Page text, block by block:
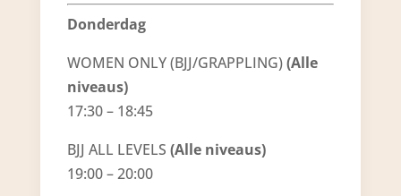
Donderdag
WOMEN ONLY (BJJ/GRAPPLING)(Alle
niveaus)
17:30 – 18:45
BJJ ALL LEVELS (Alle niveaus)
19:00 – 20:00